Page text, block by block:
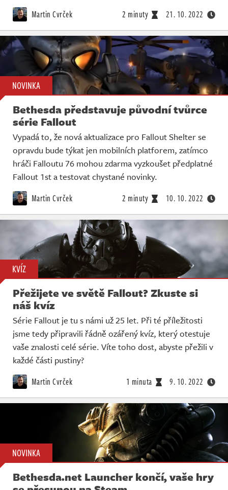
Martin Cvrček 2 minuty 21. 10. 2022
NOVINKA
Bethesda představuje původní tvůrce
série Fallout
Vypadá to, že nová aktualizace pro Fallout Shelter se
opravdu bude týkat jen mobilních platforem, zatímco
hráči Falloutu 76 mohou zdarma vyzkoušet předplatné
Fallout 1st a testovat chystané novinky.
Martin Cvrček 2 minuty 10. 10. 2022
KVÍZ
Přežijete ve světě Fallout? Zkuste si
náš kvíz
Série Fallout je tu s námi už 25 let. Při té příležitosti
jsme tedy připravili řádně ozářený kvíz, který otestuje
vaše znalosti celé série. Víte toho dost, abyste přežili v
každé části pustiny?
Martin Cvrček 1 minuta 9. 10. 2022
NOVINKA
Bethesda.net Launcher končí, vaše hry